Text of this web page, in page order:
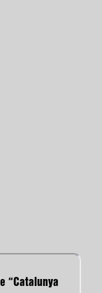
“Catalunya